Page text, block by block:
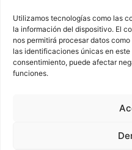
Utilizamos tecnologías como las
la información del dispositivo. El
nos permitirá procesar datos
las identificaciones únicas en
consentimiento, puede afectar
funciones.
VIDEOCONFERENCIAS